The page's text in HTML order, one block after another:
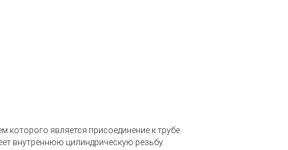
является присоединение к трубе
внутреннюю цилиндрическую резьбу.